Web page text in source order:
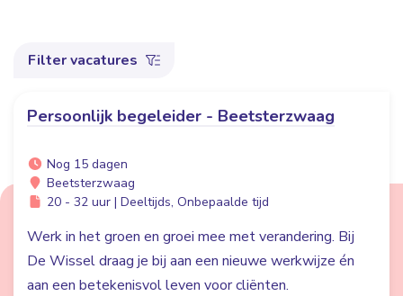
Filter vacatures
Persoonlijk begeleider - Beetsterzwaag
Nog 15 dagen
Beetsterzwaag
20 - 32 uur | Deeltijds, Onbepaalde tijd
Werk in het groen en groei mee met verandering. Bij
De Wissel draag je bij aan een nieuwe werkwijze én
aan een betekenisvol leven voor cliënten.